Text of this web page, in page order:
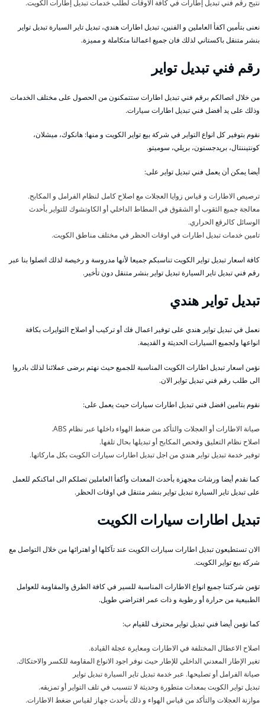
نتيح رقم فني تبديل إطارات في كافة الاوقات لطلب خدمات تبديل إطارات الكويت.
نعنى بتأمين اكفأ العاملين و الفنين، تبديل اطارات هندي، تبديل تاير السيارة تبديل تواير
بنشر متنقل باكستاني لذلك فان جميع اعمالنا متكاملة و مميزة.
رقم فني تبديل تواير
من خلال اتصالكم برقم فني تبديل اطارات ستتمكنون من الحصول على مختلف الخدمات
وذلك على يد أفضل فني تبديل اطارات سيارات.
نقوم بتوفير كل انواع التواير في شركة بيع تواير الكويت و منها: هانكوك، ميشلان،
كونتيننتال، بريدجستون، بريلي، سوميتو.
أيضا يمكن أن يعمل فني تبديل تواير على:
ترصيص الاطارات و قياس زوايا العجلات مع اصلاح كامل لنظام الفرامل و المكابح.
معالجة جميع الثقوب أو الشقوق في المطاط الداخلي أو الكاوتشوك للتواير بأحدث
الوسائل كالرقع الحراري.
تامين خدمات تبديل اطارات في اوقات الحظر في مختلف مناطق الكويت.
كافة اسعار تبديل تواير الكويت تناسبكم جميعا لأنها مدروسة و رخيصة لذلك اتصلوا بنا عبر
رقم فني تبديل تاير السيارة تبديل تواير بنشر متنقل دون تأخير.
تبديل تواير هندي
نعمل في تبديل تواير هندي على توفير اعمال فك أو تركيب أو اصلاح التوايرات بكافة
انواعها ولجميع السيارات الحديثة و القديمة.
نؤمن اسعار تبديل اطارات الكويت المناسبة للجميع حيث نهتم برضى عملائنا لذلك بادروا
الى طلب رقم فني تبديل تواير الان.
نقوم بتامين افضل فني تبديل اطارات سيارات حيث يعمل على:
صيانة الاطارات أو العجلات والتأكد من ضغط الهواء داخلها عبر نظام ABS.
اصلاح نظام التعليق وفحص المكابح أو تبديلها بحال تلفها.
توفير خدمة تبديل تواير هندي من اجل تبديل اطارات سيارات الكويت بكل ماركاتها.
كما نقدم أيضا ورشات مجهزة بأحدث المعدات وأكفأ العاملين تصلكم الى اماكنكم للعمل
على تبديل تاير السيارة تبديل تواير بنشر متنقل في اوقات الحظر.
تبديل اطارات سيارات الكويت
الان تستطيعون تبديل اطارات سيارات الكويت عند تآكلها أو اهترائها من خلال التواصل مع
شركة بيع تواير الكويت.
تؤمن شركتنا جميع انواع الاطارات المناسبة للسير في كافة الطرق والمقاومة للعوامل
الطبيعية من حرارة أو رطوبة و ذات عمر افتراضي طويل.
كما نؤمن أيضا فني تبديل تواير محترف للقيام ب:
اصلاح الاعطال المختلفة في الاطارات ومعايرة عجلة القيادة.
تغير الإطار المعدني الداخلي للإطار حيث نوفر اجود الانواع المقاومة للكسر والاحتكاك.
صيانة الفرامل أو تصليحها. عبر خدمة تبديل تاير السيارة تبديل تواير
تبديل تواير الكويت بمعدات متطورة وحديثة لا تتسبب في تلف التواير أو تمزيقه.
موازنة العجلات والتأكد من قياس الهواء و ذلك بأحدث جهاز لقياس ضغط الاطارات.